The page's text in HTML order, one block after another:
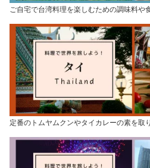
ご自宅で台湾料理を楽しむための調味料
定番のトムヤムクンやタイカレーの素を取